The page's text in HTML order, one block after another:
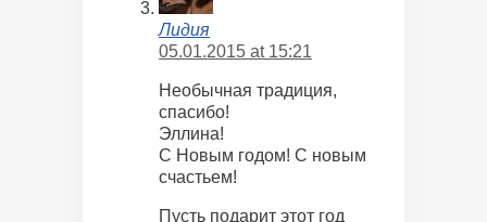
Лидия
05.01.2015 at 15:21
Необычная традиция,
спасибо!
Эллина!
С Новым годом! С новым
счастьем!
Пусть подарит этот год